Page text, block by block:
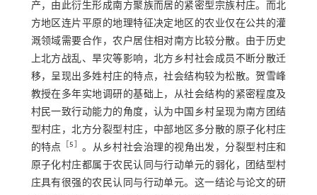
产，由此衍生形成南方聚族而居的紧密型宗族村庄。而北
方地区连片平原的地理特征决定地区的农业仅在公共的灌
溉领域需要合作，农户居住相对南方比较分散。由于历史
上北方战乱、旱灾等影响，北方乡村社会成员不断分散迁
移，呈现出多姓村庄的特点，社会结构较为松散。贺雪峰
教授在多年实地调研的基础上，从社会结构的紧密程度及
村民一致行动能力的角度，认为中国乡村呈现为南方团结
型村庄，北方分裂型村庄，中部地区多分散的原子化村庄
的特点
［5
。从乡村社会治理的视角出发，分裂型村庄和
原子化村庄都属于农民认同与行动单元的弱化，团结型村
庄具有很强的农民认同与行动单元。这一结论与论文的研